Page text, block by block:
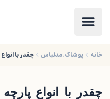
خانه پوشاک ،مدلباس چقدر با
چقدر با انواع